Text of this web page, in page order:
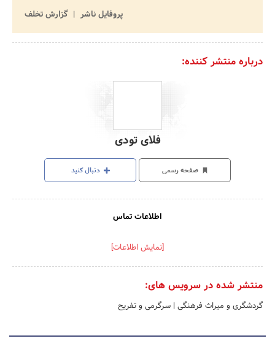
پروفایل ناشر
گزارش تخلف
درباره منتشر کننده:
فلای تودی
صفحه رسمی دنبال کنید
اطلاعات تماس
[نمایش اطلاعات]
منتشر شده در سرویس های:
گردشگری و میراث فرهنگی | سرگرمی و تفریح